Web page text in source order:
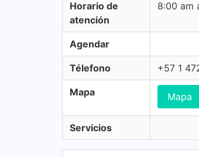
Horario de
atención
8:00 am
Agendar
Télefono +57 1
Mapa Mapa
Servicios